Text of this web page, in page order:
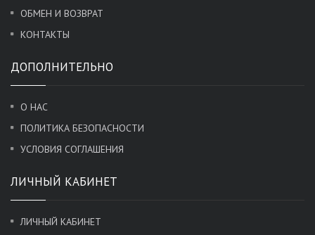
ОБМЕН И ВОЗВРАТ
КОНТАКТЫ
ДОПОЛНИТЕЛЬНО
О НАС
ПОЛИТИКА БЕЗОПАСНОСТИ
УСЛОВИЯ СОГЛАШЕНИЯ
ЛИЧНЫЙ КАБИНЕТ
ЛИЧНЫЙ КАБИНЕТ